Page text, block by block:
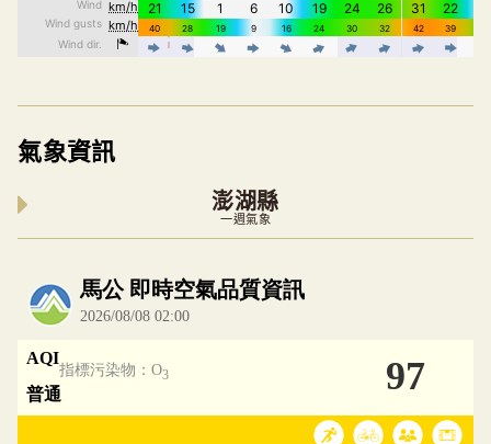
氣象資訊
澎湖縣
一週氣象
內嵌空氣品質小工具為視覺預覽，完整即時空